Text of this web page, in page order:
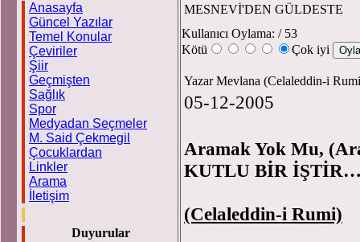
Anasayfa
Güncel Yazılar
Temel Konular
Çeviriler
Şiir
Geçmişten
Sağlık
Spor
Medyadan Seçmeler
M. Said Çekmegil
Çocuklardan
Linkler
Arama
İletişim
Duyurular
MESNEVİ'DEN GÜLDESTE
Kullanıcı Oylama: / 53
Kötü
Çok iyi
Yazar Mevlana (Celaleddin-i
05-12-2005
Aramak Yok Mu,
KUTLU BİR
(Celaleddin-i Rumi)